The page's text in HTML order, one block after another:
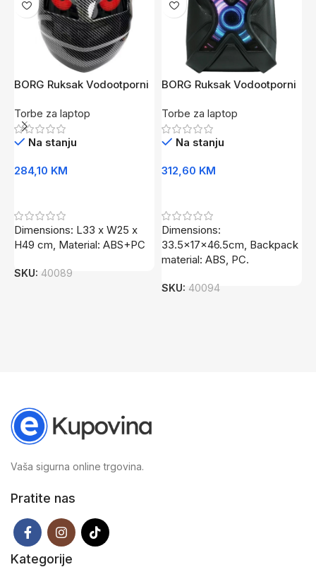
BORG Ruksak Vodootporni
Torbe za laptop
Na stanju
284,10 KM
Dimensions: L33 x W25 x
H49 cm, Material: ABS+PC
SKU: 40089
BORG Ruksak Vodootporni
Torbe za laptop
Na stanju
312,60 KM
Dimensions:
33.5x17x46.5cm, Backpack
material: ABS, PC.
SKU: 40094
Vaša sigurna online trgovina.
Pratite nas
Kategorije